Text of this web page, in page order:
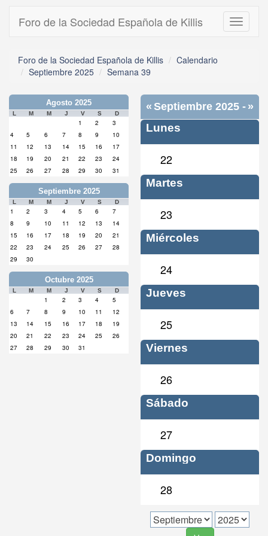
Toggle
Foro de la Sociedad Española de Killis
Foro de la Sociedad Española de Killis
Calendario
Septiembre 2025
Semana 39
Agosto 2025
L M M J V S D
1 2
3
4
5 6 7 8 9
10
11
12 13 14 15 16
17
18
19 20 21 22 23
24
25
26 27 28 29 30 31
Septiembre 2025
L M M J V S D
1 2 3 4 5 6
7
8
9 10 11 12 13
14
15
16 17 18 19 20
21
22
23 24 25 26 27
28
29
30
Octubre 2025
L M M J V S D
1 2 3 4
5
6
7 8 9 10 11
12
13
14 15 16 17 18
19
20
21 22 23 24 25
26
27
28 29 30 31
« »
Septiembre 2025 -
Semana 39
Lunes
22
Martes
23
Miércoles
24
Jueves
25
Viernes
26
Sábado
27
Domingo
28